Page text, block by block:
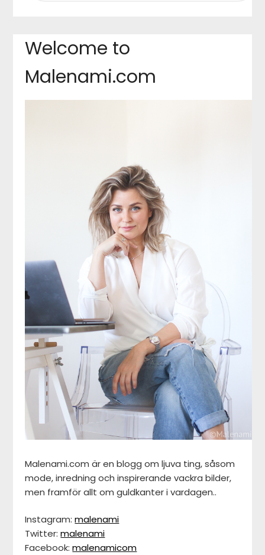
Welcome to
Malenami.com
Malenami.com är en blogg om ljuva ting, såsom
mode, inredning och inspirerande vackra bilder,
men framför allt om guldkanter i vardagen..
Instagram:malenami
Twitter:malenami
Facebook:malenamicom